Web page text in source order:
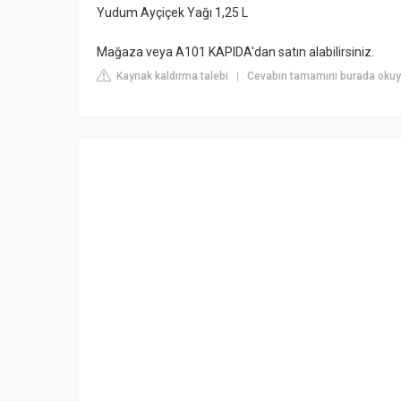
Yudum Ayçiçek Yağı 1,25 L
Mağaza veya A101 KAPIDA'dan satın alabilirsiniz.
Kaynak kaldırma talebi | Cevabın tamamını burada